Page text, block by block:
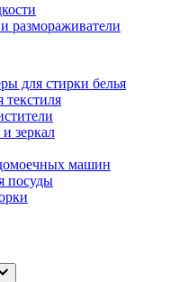
размораживатели
для стирки белья
текстиля
зеркал
машин
посуды